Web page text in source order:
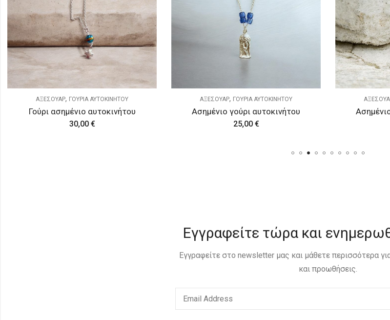
ΑΞΕΣΟΥΑΡ ,ΓΟΥΡΙΑ ΑΥΤΟΚΙΝΗΤΟΥ
Ασημένιο γούρι αυτοκινήτου
25,00€
ΑΞΕΣΟΥΑΡ ,ΓΟΥΡΙΑ ΑΥΤΟΚΙΝΗΤΟΥ
Ασημένιο γούρι αυτοκινήτου
30,00€
Εγγραφείτε τώρα και
Εγγραφείτε στο newsletter μας και μάθετε περισσότερα
και προωθήσεις.